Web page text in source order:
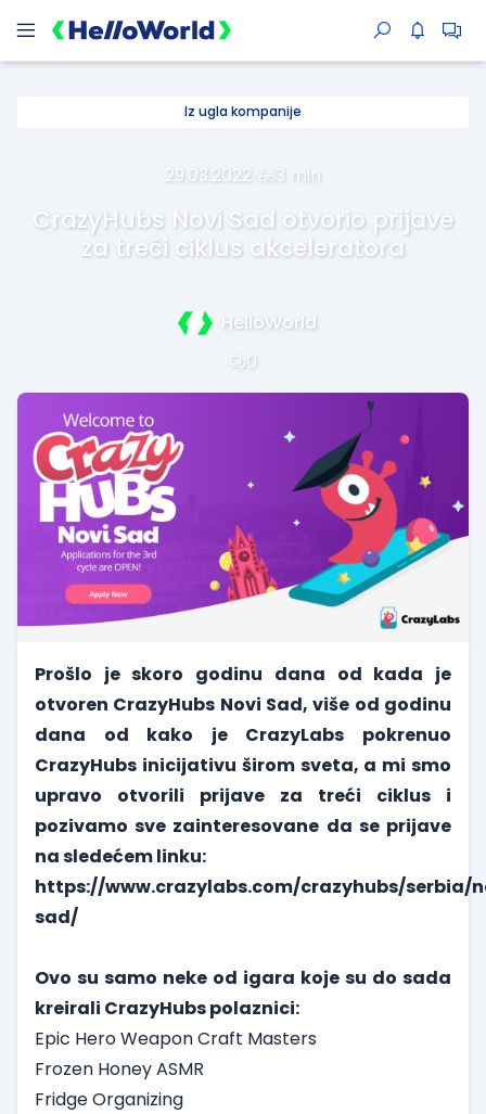
Iz ugla kompanije
29.03.2022. 3 min
CrazyHubs Novi Sad otvorio prijave
za treći ciklus akceleratora
HelloWorld
0
Prošlo je skoro godinu dana od kada je
otvoren CrazyHubs Novi Sad, više od godinu
dana od kako je CrazyLabs pokrenuo
CrazyHubs inicijativu širom sveta, a mi smo
upravo otvorili prijave za treći ciklus i
pozivamo sve zainteresovane da se prijave
na sledećem linku:
https://www.crazylabs.com/crazyhubs/serbia/
sad/
Ovo su samo neke od igara koje su do sada
kreirali CrazyHubs polaznici:
Epic Hero Weapon Craft Masters
Frozen Honey ASMR
Fridge Organizing